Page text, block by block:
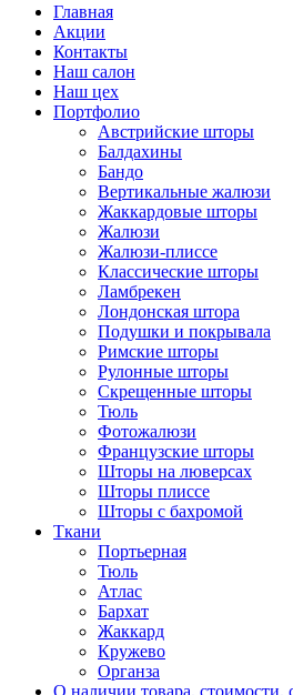
Главная
Акции
Контакты
Наш салон
Наш цех
Портфолио
Австрийские шторы
Балдахины
Бандо
Вертикальные жалюзи
Жаккардовые шторы
Жалюзи
Жалюзи-плиссе
Классические шторы
Ламбрекен
Лондонская штора
Подушки и покрывала
Римские шторы
Рулонные шторы
Скрещенные шторы
Тюль
Фотожалюзи
Французские шторы
Шторы на люверсах
Шторы плиссе
Шторы с бахромой
Ткани
Портьерная
Тюль
Атлас
Бархат
Жаккард
Кружево
Органза
О наличии товара, стоимости,